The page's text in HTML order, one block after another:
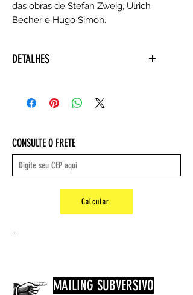
das obras de Stefan Zweig, Ulrich
Becher e Hugo Simon.
DETALHES
Editora ‏ : ‎ Edusp; 1ª edição (1
ISBN-10 ‏ : ‎ 853140732X
ISBN-13 ‏ : ‎ 978-8531407321
CONSULTE O FRETE
Calcular
.
MAILING SUBVERSIVO